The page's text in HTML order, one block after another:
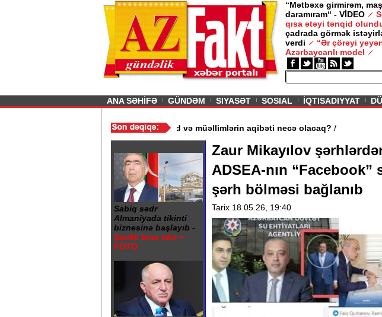
“Mətbəxə girmirəm,
daramıram“ - VİDEO
qısa ətəyi tənqid
çadrada görmək
verdi
“Ər çörəyi
Azərbaycanlı model
Previous
ANA SƏHİFƏ GÜNDƏM SIYASƏT SOSIAL İQTISADIYYAT
Gədəbəydə 3 məktəb bağlandı - Şagird və müəllimlərin aqibəti necə olacaq?
Sabiq sədr
Almaniyada tikinti
biznesinə başlayıb -
Şərikli bina tikir +
FOTO
Zaur Mikayılov
ADSEA-nın “Facebook”
şərh bölməsi bağlanıb
Tarix 18.05.26, 19:40